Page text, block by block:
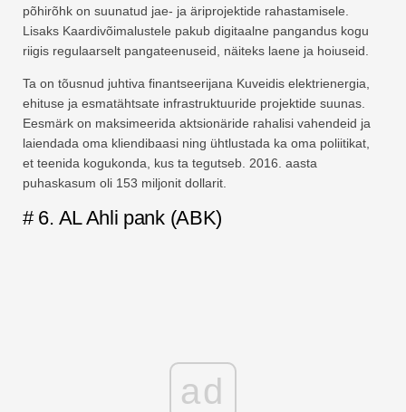
põhirõhk on suunatud jae- ja äriprojektide rahastamisele.
Lisaks Kaardivõimalustele pakub digitaalne pangandus kogu
riigis regulaarselt pangateenuseid, näiteks laene ja hoiuseid.
Ta on tõusnud juhtiva finantseerijana Kuveidis elektrienergia,
ehituse ja esmatähtsate infrastruktuuride projektide suunas.
Eesmärk on maksimeerida aktsionäride rahalisi vahendeid ja
laiendada oma kliendibaasi ning ühtlustada ka oma poliitikat,
et teenida kogukonda, kus ta tegutseb. 2016. aasta
puhaskasum oli 153 miljonit dollarit.
# 6. AL Ahli pank (ABK)
ad